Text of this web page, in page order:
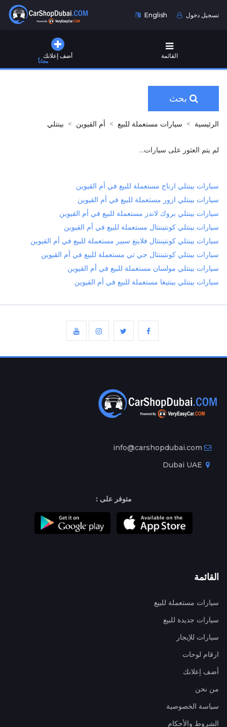
English تسجيل دخول
أضف إعلانك
مجاناً
القائمة
بحث
الرئيسية سيارات مستعملة للبيع أم القيوين بينتلي
لم يتم العثور على سيارات...
سيارات بينتلي ارناج مستعملة للبيع في أم القيوين
سيارات بينتلي ازور مستعملة للبيع في أم القيوين
سيارات بينتلي بروك لاندز مستعملة للبيع في أم القيوين
سيارات بينتلي كونتيننتال مستعملة للبيع في أم القيوين
سيارات بينتلي كونتيننتال فلاينغ سبير مستعملة للبيع في أم القيوين
سيارات بينتلي كونتيننتال جي تي مستعملة للبيع في أم القيوين
سيارات بينتلي مولسان مستعملة للبيع في أم القيوين
سيارات بينتلي بينتيغا مستعملة للبيع في أم القيوين
info@carshopdubai.com
متوفر على :
القائمة
سيارات مستعملة للبيع
سيارات جديدة للبيع
سيارات للإيجار
ارقام لوحات
أضف إعلانك
من نحن
سياسة الخصوصية
الشروط والأحكام